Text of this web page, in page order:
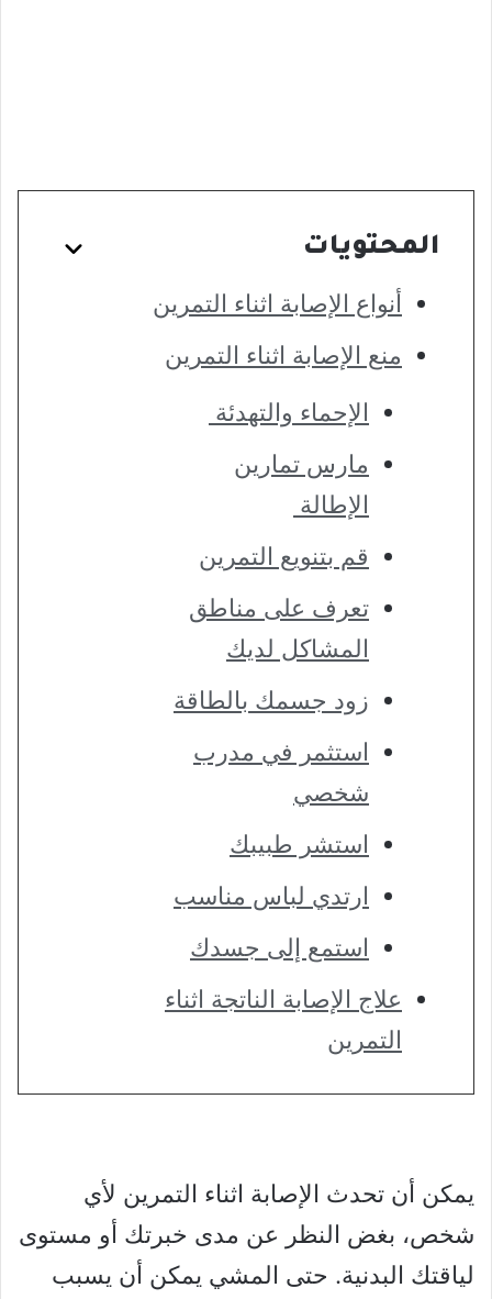
المحتويات
أنواع الإصابة اثناء التمرين
منع الإصابة اثناء التمرين
الإحماء والتهدئة
مارس تمارين
الإطالة
قم بتنويع التمرين
تعرف على مناطق
المشاكل لديك
زود جسمك بالطاقة
استثمر في مدرب
شخصي
استشر طبيبك
ارتدي لباس مناسب
استمع إلى جسدك
علاج الإصابة الناتجة اثناء
التمرين
يمكن أن تحدث الإصابة اثناء التمرين لأي
شخص، بغض النظر عن مدى خبرتك أو مستوى
لياقتك البدنية. حتى المشي يمكن أن يسبب